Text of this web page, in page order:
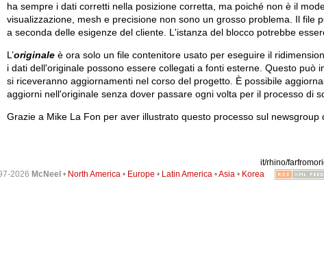
ha sempre i dati corretti nella posizione corretta, ma poiché non è il
visualizzazione, mesh e precisione non sono un grosso problema. Il file
a seconda delle esigenze del cliente. L'istanza del blocco potrebbe
L’originale è ora solo un file contenitore usato per eseguire il
i dati dell'originale possono essere collegati a fonti esterne. Questo può
si riceveranno aggiornamenti nel corso del progetto. È possibile
aggiorni nell'originale senza dover passare ogni volta per il processo di
Grazie a Mike La Fon per aver illustrato questo processo sul newsgroup
it/rhino/
2026 McNeel • North America• Europe • Latin America•Asia• Korea